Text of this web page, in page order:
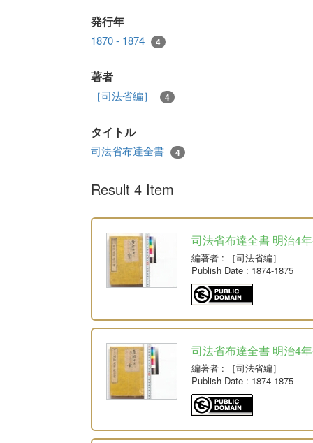
発行年
1870 - 1874 4
著者
［司法省編］ 4
タイトル
司法省布達全書 4
Result 4 Item
司法省布達全書 明治4
編著者 : ［司法省編］
Publish Date : 1874-1875
司法省布達全書 明治4
編著者 : ［司法省編］
Publish Date : 1874-1875